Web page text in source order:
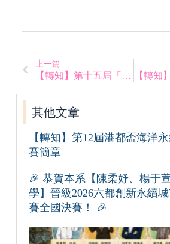
上一篇
【轉知】第十五屆「城鄉旅遊・綠色饗宴」旅遊行程設計全國競賽
其他文章
【轉知】第12屆港都盃海洋
賽簡章
🎉 恭賀本系【陳柔妤、楊于
學】晉級2026六都創新永續
賽全國決賽！ 🎉